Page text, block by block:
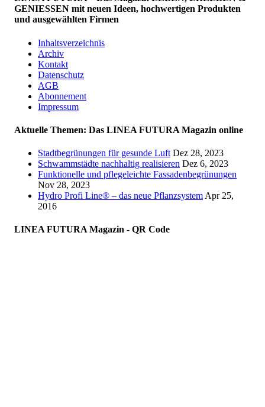
GENIESSEN mit neuen Ideen, hochwertigen Produkten
und ausgewählten Firmen
Inhaltsverzeichnis
Archiv
Kontakt
Datenschutz
AGB
Abonnement
Impressum
Aktuelle Themen: Das LINEA FUTURA Magazin online
Stadtbegrünungen für gesunde Luft Dez 28, 2023
Schwammstädte nachhaltig realisieren Dez 6, 2023
Funktionelle und pflegeleichte Fassadenbegrünungen
Nov 28, 2023
Hydro Profi Line® – das neue Pflanzsystem Apr 25,
2016
LINEA FUTURA Magazin - QR Code